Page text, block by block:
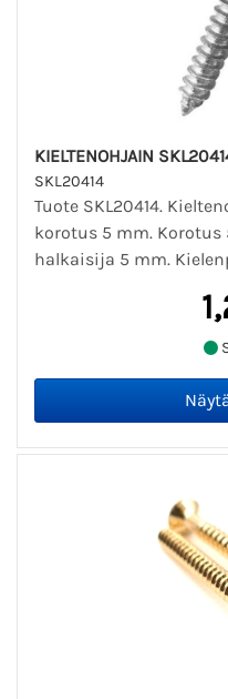
KIELTENOHJAIN
SKL20414
Tuote SKL20414.
korotus 5 mm.
halkaisija 5 mm.